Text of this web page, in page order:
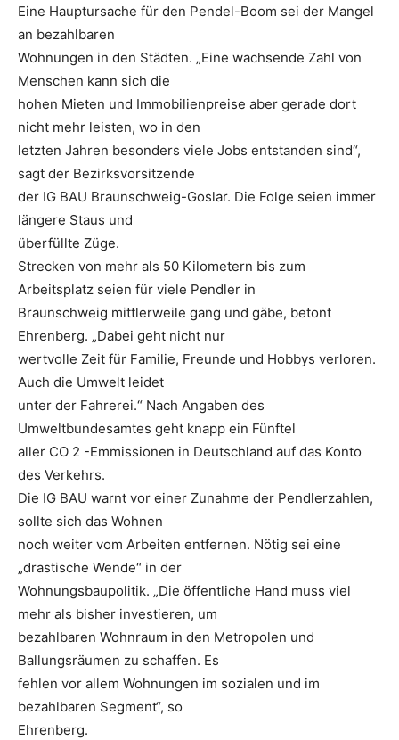
Eine Hauptursache für den Pendel-Boom sei der Mangel
an bezahlbaren
Wohnungen in den Städten. „Eine wachsende Zahl von
Menschen kann sich die
hohen Mieten und Immobilienpreise aber gerade dort
nicht mehr leisten, wo in den
letzten Jahren besonders viele Jobs entstanden sind“,
sagt der Bezirksvorsitzende
der IG BAU Braunschweig-Goslar. Die Folge seien immer
längere Staus und
überfüllte Züge.
Strecken von mehr als 50 Kilometern bis zum
Arbeitsplatz seien für viele Pendler in
Braunschweig mittlerweile gang und gäbe, betont
Ehrenberg. „Dabei geht nicht nur
wertvolle Zeit für Familie, Freunde und Hobbys verloren.
Auch die Umwelt leidet
unter der Fahrerei.“ Nach Angaben des
Umweltbundesamtes geht knapp ein Fünftel
aller CO 2 -Emmissionen in Deutschland auf das Konto
des Verkehrs.
Die IG BAU warnt vor einer Zunahme der Pendlerzahlen,
sollte sich das Wohnen
noch weiter vom Arbeiten entfernen. Nötig sei eine
„drastische Wende“ in der
Wohnungsbaupolitik. „Die öffentliche Hand muss viel
mehr als bisher investieren, um
bezahlbaren Wohnraum in den Metropolen und
Ballungsräumen zu schaffen. Es
fehlen vor allem Wohnungen im sozialen und im
bezahlbaren Segment“, so
Ehrenberg.